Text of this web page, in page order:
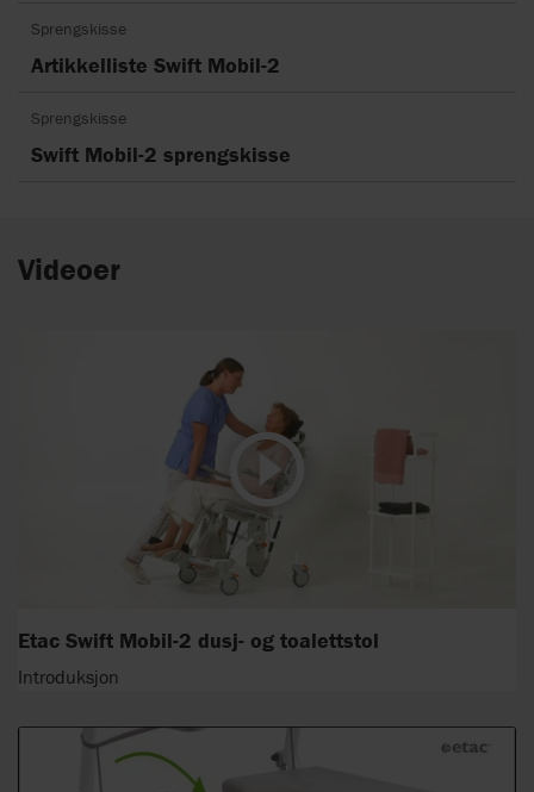
Sprengskisse
Artikkelliste Swift Mobil-2
Sprengskisse
Swift Mobil-2 sprengskisse
Videoer
Etac Swift Mobil-2 dusj- og toalettstol
Introduksjon